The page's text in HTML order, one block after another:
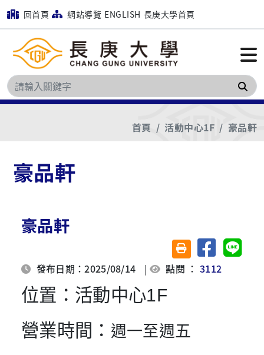
回首頁 網站導覽 ENGLISH 長庚大學首頁
搜
首頁 活動中心1F 豪品軒
豪品軒
豪品軒
友善列印(另開視窗)
分享至臉書分享
發布日期：2025/08/14 | 點閱 ：3112
位置 ：活動中心1F
營業時間 ： 週一至週五